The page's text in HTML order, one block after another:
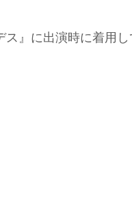
ス』に出演時に着用し